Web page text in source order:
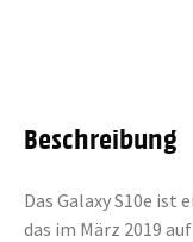
Beschreibung
Das Galaxy S10e ist
das im März 2019